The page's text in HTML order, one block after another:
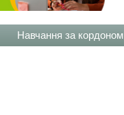
Навчання за кордоном